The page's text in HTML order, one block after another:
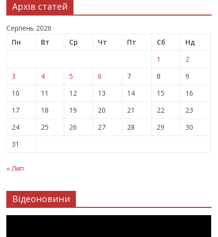
Архів статей
Серпень 2026
Пн
Вт Ср Чт Пт Сб
Нд
1
2
3
4 5 6 7 8
9
10
11 12 13 14 15
16
17
18 19 20 21 22
23
24
25 26 27 28 29
30
31
« Лип
Відеоновини